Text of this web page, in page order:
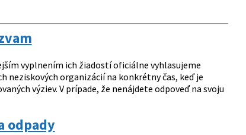
vyplnením ich žiadostí oficiálne vyhlasujeme
organizácií na konkrétny čas, keď je
výziev. V prípade, že nenájdete odpoveď na svoju
odpady